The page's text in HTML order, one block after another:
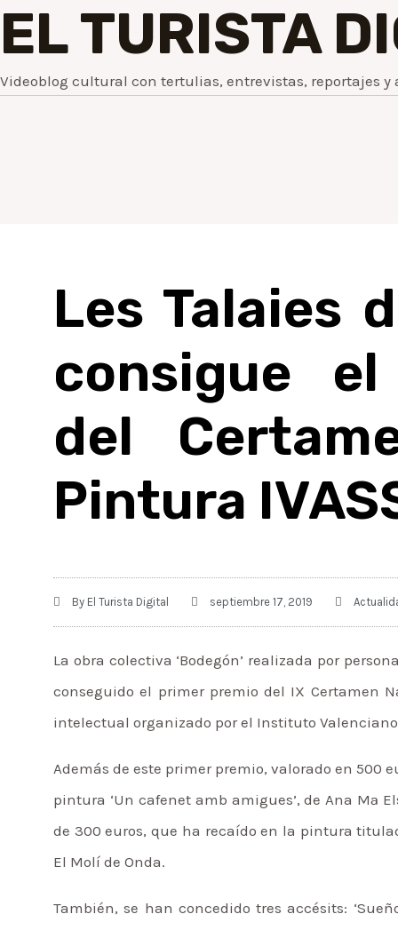
EL TURISTA
Videoblog cultural con tertulias, entrevistas, reportajes y
Les Talaies
consigue
del
Pintura
By El Turista Digital septiembre 17, 2019
La obra colectiva ‘Bodegón’ realizada por
conseguido el primer premio del IX Certamen
intelectual organizado por el Instituto
Además de este primer premio, valorado en 500
pintura ‘Un cafenet amb amigues’, de Ana Mª
de 300 euros, que ha recaído en la pintura
El Molí de Onda.
También, se han concedido tres accésits: